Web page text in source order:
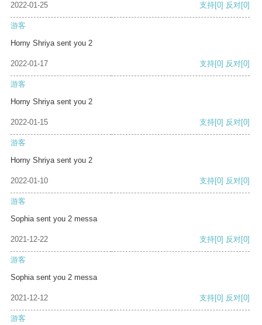
2022-01-25 支持[0] 反对[0]
游客
Horny Shriya sent you 2
2022-01-17 支持[0] 反对[0]
游客
Horny Shriya sent you 2
2022-01-15 支持[0] 反对[0]
游客
Horny Shriya sent you 2
2022-01-10 支持[0] 反对[0]
游客
Sophia sent you 2 messa
2021-12-22 支持[0] 反对[0]
游客
Sophia sent you 2 messa
2021-12-12 支持[0] 反对[0]
游客